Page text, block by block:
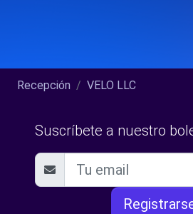
Recepción VELO LLC
Suscríbete a nuestro